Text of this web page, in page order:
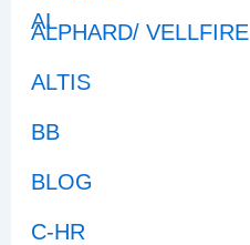
ALPHARD/ VELLFIRE
ALTIS
BB
BLOG
C-HR